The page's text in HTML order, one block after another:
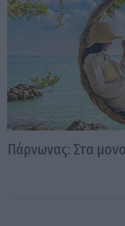
Πάρνωνας: Στα